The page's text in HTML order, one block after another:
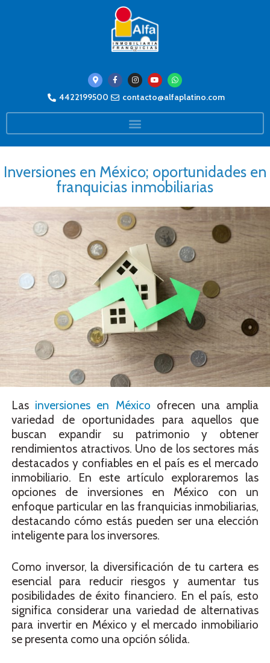
4422199500 contacto@alfaplatino.com
Inversiones en México; oportunidades en
franquicias inmobiliarias
Las inversiones en México ofrecen una amplia
variedad de oportunidades para aquellos que
buscan expandir su patrimonio y obtener
rendimientos atractivos. Uno de los sectores más
destacados y confiables en el país es el mercado
inmobiliario. En este artículo exploraremos las
opciones de inversiones en México con un
enfoque particular en las franquicias inmobiliarias,
destacando cómo estás pueden ser una elección
inteligente para los inversores.
Como inversor, la diversificación de tu cartera es
esencial para reducir riesgos y aumentar tus
posibilidades de éxito financiero. En el país, esto
significa considerar una variedad de alternativas
para invertir en México y el mercado inmobiliario
se presenta como una opción sólida.